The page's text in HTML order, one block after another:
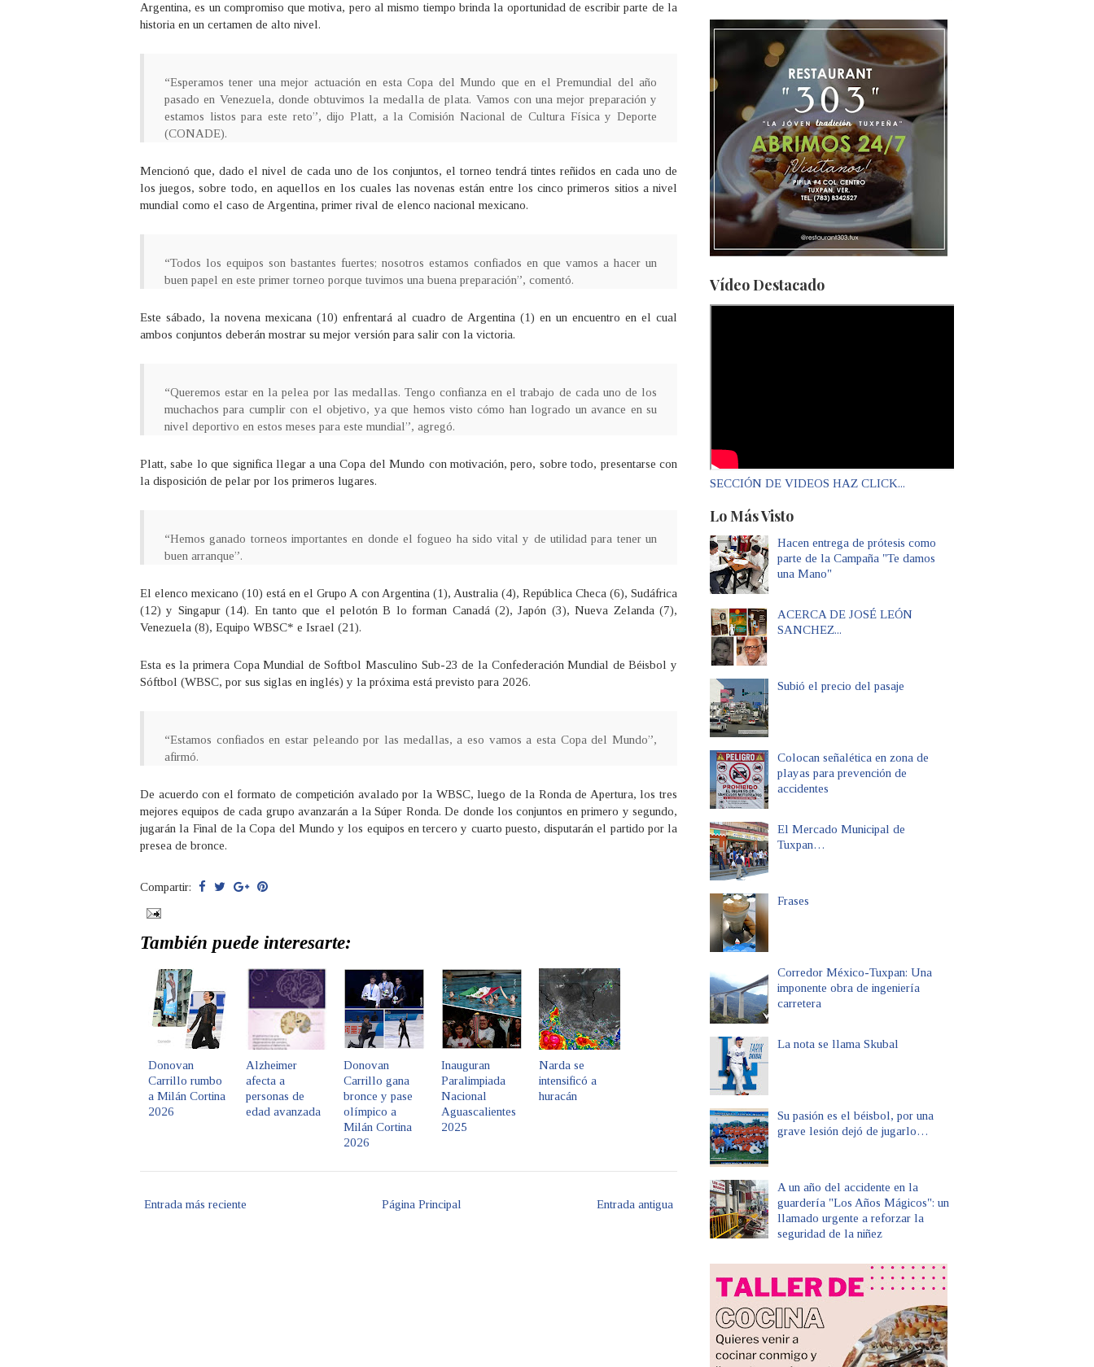
Argentina, es un compromiso que motiva, pero al mismo tiempo brinda la oportunidad de escribir parte de la
historia en un certamen de alto nivel.
“Esperamos tener una mejor actuación en esta Copa del Mundo que en el Premundial del año
pasado en Venezuela, donde obtuvimos la medalla de plata. Vamos con una mejor preparación y
estamos listos para este reto”, dijo Platt, a la Comisión Nacional de Cultura Física y Deporte
(CONADE).
Mencionó que, dado el nivel de cada uno de los conjuntos, el torneo tendrá tintes reñidos en cada uno de
los juegos, sobre todo, en aquellos en los cuales las novenas están entre los cinco primeros sitios a nivel
mundial como el caso de Argentina, primer rival de elenco nacional mexicano.
“Todos los equipos son bastantes fuertes; nosotros estamos confiados en que vamos a hacer un
buen papel en este primer torneo porque tuvimos una buena preparación”, comentó.
Este sábado, la novena mexicana (10) enfrentará al cuadro de Argentina (1) en un encuentro en el cual
ambos conjuntos deberán mostrar su mejor versión para salir con la victoria.
“Queremos estar en la pelea por las medallas. Tengo confianza en el trabajo de cada uno de los
muchachos para cumplir con el objetivo, ya que hemos visto cómo han logrado un avance en su
nivel deportivo en estos meses para este mundial”, agregó.
Platt, sabe lo que significa llegar a una Copa del Mundo con motivación, pero, sobre todo, presentarse con
la disposición de pelar por los primeros lugares.
“Hemos ganado torneos importantes en donde el fogueo ha sido vital y de utilidad para tener un
buen arranque”.
El elenco mexicano (10) está en el Grupo A con Argentina (1), Australia (4), República Checa (6), Sudáfrica
(12) y Singapur (14). En tanto que el pelotón B lo forman Canadá (2), Japón (3), Nueva Zelanda (7),
Venezuela (8), Equipo WBSC* e Israel (21).
Esta es la primera Copa Mundial de Softbol Masculino Sub-23 de la Confederación Mundial de Béisbol y
Sóftbol (WBSC, por sus siglas en inglés) y la próxima está previsto para 2026.
“Estamos confiados en estar peleando por las medallas, a eso vamos a esta Copa del Mundo”,
afirmó.
De acuerdo con el formato de competición avalado por la WBSC, luego de la Ronda de Apertura, los tres
mejores equipos de cada grupo avanzarán a la Súper Ronda. De donde los conjuntos en primero y segundo,
jugarán la Final de la Copa del Mundo y los equipos en tercero y cuarto puesto, disputarán el partido por la
presea de bronce.
Compartir:
También puede interesarte:
Donovan
Carrillo rumbo
a Milán Cortina
2026
Alzheimer
afecta a
personas de
edad avanzada
Donovan
Carrillo gana
bronce y pase
olímpico a
Milán Cortina
2026
Inauguran
Paralimpiada
Nacional
Aguascalientes
2025
Narda se
intensificó a
huracán
Entrada más reciente Entrada antigua
Página Principal
Vídeo Destacado
SECCIÓN DE VIDEOS HAZ CLICK...
Lo Más Visto
Hacen entrega de prótesis como
parte de la Campaña "Te damos
una Mano"
ACERCA DE JOSÉ LEÓN
SANCHEZ...
Subió el precio del pasaje
Colocan señalética en zona de
playas para prevención de
accidentes
El Mercado Municipal de
Tuxpan…
Frases
Corredor México-Tuxpan: Una
imponente obra de ingeniería
carretera
La nota se llama Skubal
Su pasión es el béisbol, por una
grave lesión dejó de jugarlo…
A un año del accidente en la
guardería "Los Años Mágicos": un
llamado urgente a reforzar la
seguridad de la niñez